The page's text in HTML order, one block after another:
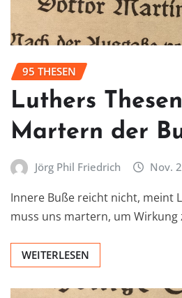
95 THESEN
Luthers
Martern der
Jörg Phil Friedrich Nov.
Innere Buße reicht nicht, meint
muss uns martern, um Wirkung
WEITERLESEN